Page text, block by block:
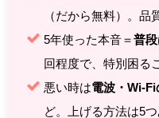
（だから無料）。品
5年使った本音＝ 普
回程度で、特別困る
悪い時は電波・Wi-Fi
ど。上げる方法は5つ